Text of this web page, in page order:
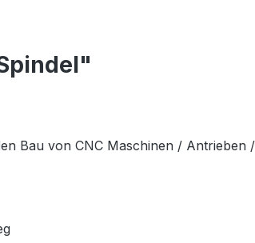
Bau von CNC Maschinen / Antrieben